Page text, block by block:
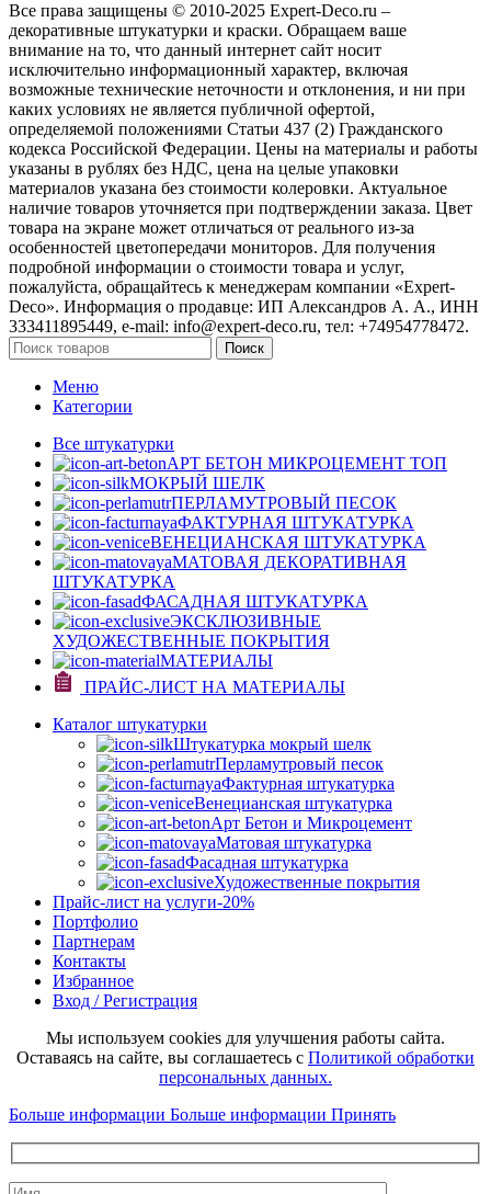
Все права защищены © 2010-2025 Expert-Deco.ru –
декоративные штукатурки и краски. Обращаем ваше
внимание на то, что данный интернет сайт носит
исключительно информационный характер, включая
возможные технические неточности и отклонения, и ни при
каких условиях не является публичной офертой,
определяемой положениями Статьи 437 (2) Гражданского
кодекса Российской Федерации. Цены на материалы и работы
указаны в рублях без НДС, цена на целые упаковки
материалов указана без стоимости колеровки. Актуальное
наличие товаров уточняется при подтверждении заказа. Цвет
товара на экране может отличаться от реального из‑за
особенностей цветопередачи мониторов. Для получения
подробной информации о стоимости товара и услуг,
пожалуйста, обращайтесь к менеджерам компании «Expert-
Deco». Информация о продавце: ИП Александров А. А., ИНН
333411895449, e-mail: info@expert-deco.ru, тел: +74954778472.
Поиск
Меню
Категории
Все штукатурки
АРТ БЕТОН МИКРОЦЕМЕНТ ТОП
МОКРЫЙ ШЕЛК
ПЕРЛАМУТРОВЫЙ ПЕСОК
ФАКТУРНАЯ ШТУКАТУРКА
ВЕНЕЦИАНСКАЯ ШТУКАТУРКА
МАТОВАЯ ДЕКОРАТИВНАЯ
ШТУКАТУРКА
ФАСАДНАЯ ШТУКАТУРКА
ЭКСКЛЮЗИВНЫЕ
ХУДОЖЕСТВЕННЫЕ ПОКРЫТИЯ
МАТЕРИАЛЫ
ПРАЙС-ЛИСТ НА МАТЕРИАЛЫ
Каталог штукатурки
Штукатурка мокрый шелк
Перламутровый песок
Фактурная штукатурка
Венецианская штукатурка
Арт Бетон и Микроцемент
Матовая штукатурка
Фасадная штукатурка
Художественные покрытия
Прайс-лист на услуги-20%
Портфолио
Партнерам
Контакты
Избранное
Вход / Регистрация
Мы используем cookies для улучшения работы сайта.
Оставаясь на сайте, вы соглашаетесь с Политикой обработки
персональных данных.
Больше информации Больше информации Принять